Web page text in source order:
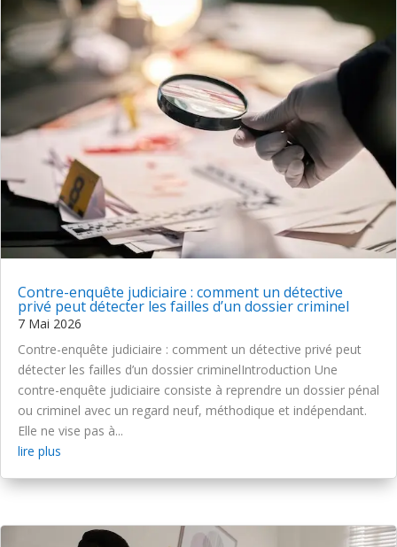
Contre-enquête judiciaire : comment un détective
privé peut détecter les failles d’un dossier criminel
7 Mai 2026
Contre-enquête judiciaire : comment un détective privé peut
détecter les failles d’un dossier criminelIntroduction Une
contre-enquête judiciaire consiste à reprendre un dossier pénal
ou criminel avec un regard neuf, méthodique et indépendant.
Elle ne vise pas à...
lire plus